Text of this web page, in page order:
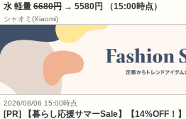
水 軽量 6680円 → 5580円 （15:00時点）
シャオミ(Xiaomi)
2026/08/06 15:00時点
[PR] 【暮らし応援サマーSale】【14%OFF！